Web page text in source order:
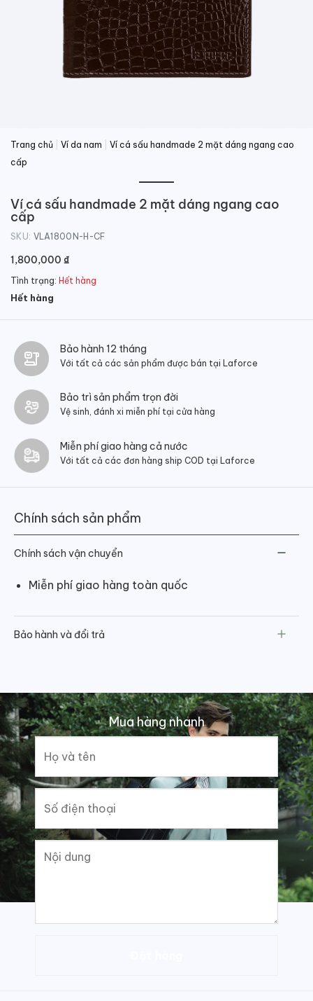
Trang chủ Ví da nam
Ví cá sấu handmade 2 mặt dáng ngang cao
cấp
Ví cá sấu handmade 2 mặt dáng ngang cao
cấp
SKU: VLA1800N-H-CF
1,800,000 ₫
Tình trạng: Hết hàng
Hết hàng
Bảo hành 12 tháng
Với tất cả các sản phẩm được bán tại Laforce
Bảo trì sản phẩm trọn đời
Vệ sinh, đánh xi miễn phí tại cửa hàng
Miễn phí giao hàng cả nước
Với tất cả các đơn hàng ship COD tại Laforce
Chính sách sản phẩm
Chính sách vận chuyển
Miễn phí giao hàng toàn quốc
Bảo hành và đổi trả
Mua hàng nhanh